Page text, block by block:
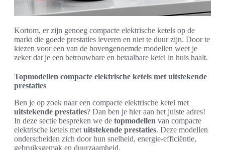
Kortom, er zijn genoeg compacte elektrische ketels op de
markt die goede prestaties leveren en niet te duur zijn. Door te
kiezen voor een van de bovengenoemde modellen weet je
zeker dat je een betrouwbare en betaalbare ketel in huis haalt.
Topmodellen compacte elektrische ketels met uitstekende
prestaties
Ben je op zoek naar een compacte elektrische ketel met
uitstekende prestaties? Dan ben je hier aan het juiste adres!
In deze sectie bespreken we de topmodellen van compacte
elektrische ketels met uitstekende prestaties. Deze modellen
onderscheiden zich door hun snelheid, energie-efficiëntie,
gebruiksgemak en duurzaamheid.